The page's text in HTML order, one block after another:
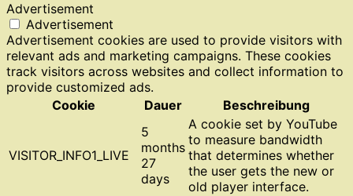
Advertisement
Advertisement
Advertisement cookies are used to provide visitors with
relevant ads and marketing campaigns. These cookies
track visitors across websites and collect information to
provide customized ads.
Cookie
Dauer Beschreibung
VISITOR_INFO1_LIVE
5
months
27
days
A cookie set by YouTube
to measure bandwidth
that determines whether
the user gets the new or
old player interface.